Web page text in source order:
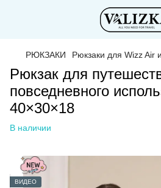
РЮКЗАКИ Рюкзаки для Wizz Air
Рюкзак для
повседневного
40×30×18
В наличии
ВИДЕО